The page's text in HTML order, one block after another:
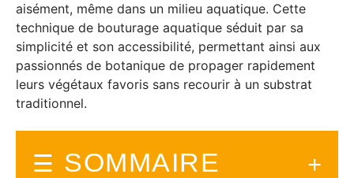
aisément, même dans un milieu aquatique. Cette
technique de bouturage aquatique séduit par sa
simplicité et son accessibilité, permettant ainsi aux
passionnés de botanique de propager rapidement
leurs végétaux favoris sans recourir à un substrat
traditionnel.
SOMMAIRE